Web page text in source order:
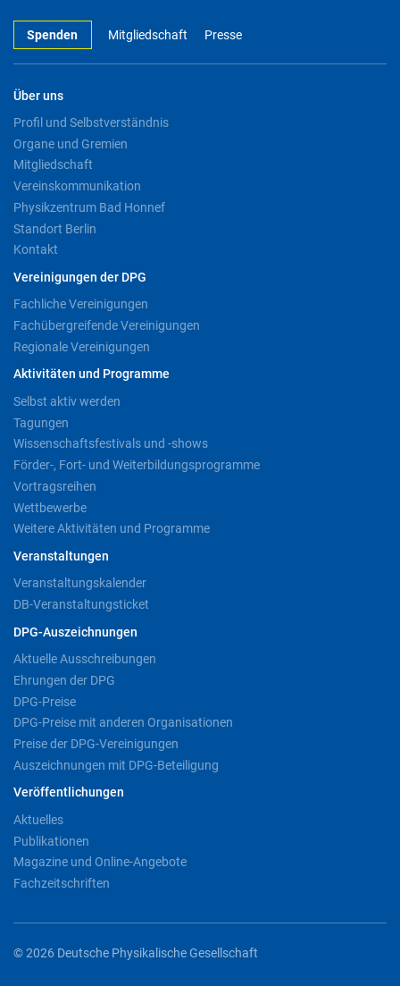
Spenden Mitgliedschaft Presse
Über uns
Profil und Selbstverständnis
Organe und Gremien
Mitgliedschaft
Vereinskommunikation
Physikzentrum Bad Honnef
Standort Berlin
Kontakt
Vereinigungen der DPG
Fachliche Vereinigungen
Fachübergreifende Vereinigungen
Regionale Vereinigungen
Aktivitäten und Programme
Selbst aktiv werden
Tagungen
Wissenschaftsfestivals und -shows
Förder-, Fort- und Weiterbildungsprogramme
Vortragsreihen
Wettbewerbe
Weitere Aktivitäten und Programme
Veranstaltungen
Veranstaltungskalender
DB-Veranstaltungsticket
DPG-Auszeichnungen
Aktuelle Ausschreibungen
Ehrungen der DPG
DPG-Preise
DPG-Preise mit anderen Organisationen
Preise der DPG-Vereinigungen
Auszeichnungen mit DPG-Beteiligung
Veröffentlichungen
Aktuelles
Publikationen
Magazine und Online-Angebote
Fachzeitschriften
© 2026 Deutsche Physikalische Gesellschaft